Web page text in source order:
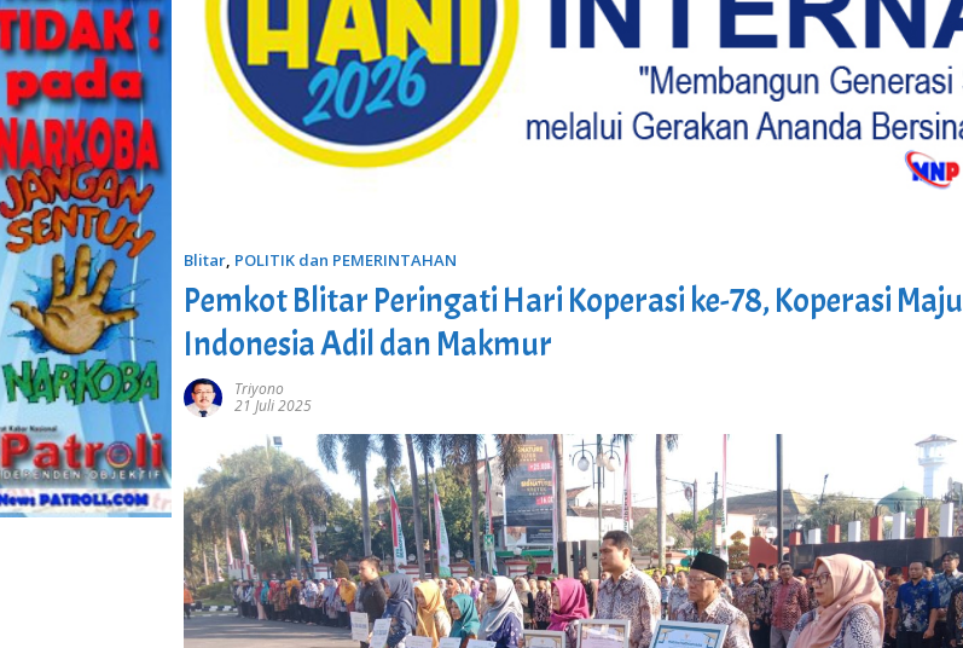
Blitar, POLITIK dan PEMERINTAHAN
Pemkot Blitar Peringati Hari Koperasi ke-78, Koperasi Maju
Indonesia Adil dan Makmur
Triyono
21 Juli 2025